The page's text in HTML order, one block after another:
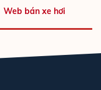
Web bán xe hơi